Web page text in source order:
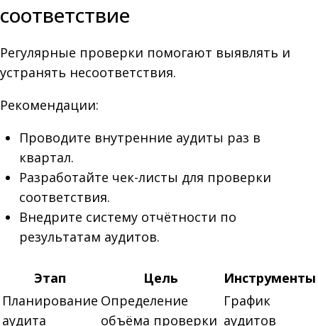
соответствие
Регулярные проверки помогают выявлять и
устранять несоответствия.
Рекомендации:
Проводите внутренние аудиты раз в
квартал.
Разработайте чек-листы для проверки
соответствия.
Внедрите систему отчётности по
результатам аудитов.
Этап Цель
Инструменты
Планирование
аудита
Определение
объёма проверки
График
аудитов